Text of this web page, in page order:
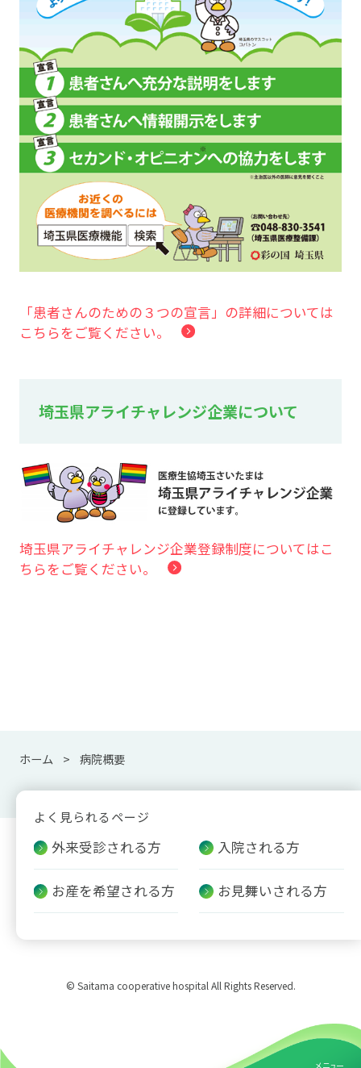
「患者さんのための３つの宣言」の詳細については
こちらをご覧ください。
埼玉県アライチャレンジ企業について
埼玉県アライチャレンジ企業登録制度についてはこ
ちらをご覧ください。
ホーム 病院概要
メニュー
よく見られるページ
外来受診される方 入院される方
お産を希望される方 お見舞いされる方
© Saitama cooperative hospital All Rights Reserved.